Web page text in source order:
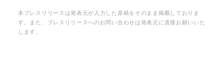
本プレスリリースは発表元が入力した原稿をそのまま掲載しておりま
す。また、プレスリリースへのお問い合わせは発表元に直接お願いいた
します。